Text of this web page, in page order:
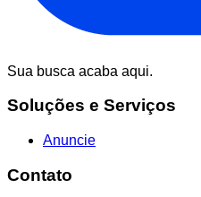
Sua busca acaba aqui.
Soluções e Serviços
Anuncie
Contato